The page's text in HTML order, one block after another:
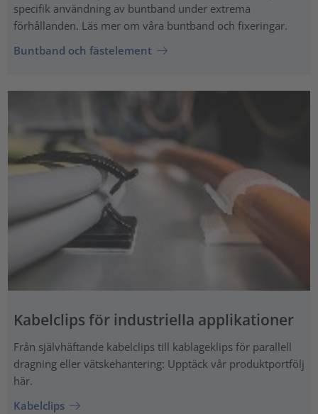
specifik användning av buntband under extrema
förhållanden. Läs mer om våra buntband och fixeringar.
Buntband och fästelement
Kabelclips för industriella applikationer
Från självhäftande kabelclips till kablageklips för parallell
dragning eller vätskehantering: Upptäck vår produktportfölj
här.
Kabelclips